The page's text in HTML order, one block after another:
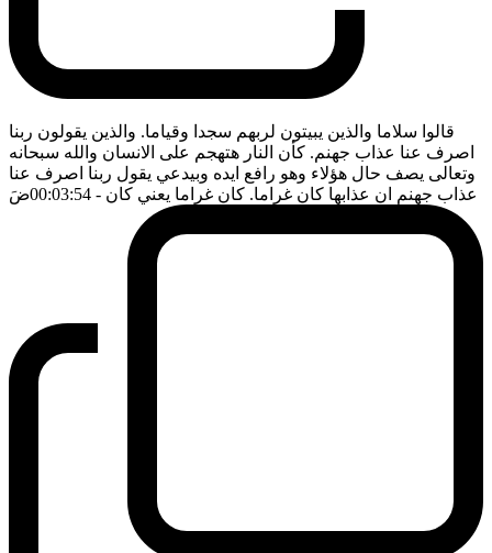
قالوا سلاما والذين يبيتون لربهم سجدا وقياما. والذين يقولون ربنا
اصرف عنا عذاب جهنم. كأن النار هتهجم على الانسان والله سبحانه
وتعالى يصف حال هؤلاء وهو رافع ايده وبيدعي يقول ربنا اصرف عنا
عذاب جهنم ان عذابها كان غراما. كان غراما يعني كان - 00:03:54 ضَ